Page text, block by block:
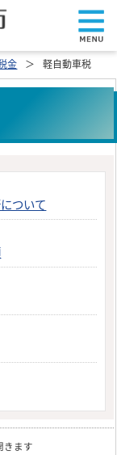
金 軽自動車税
ついて
きます